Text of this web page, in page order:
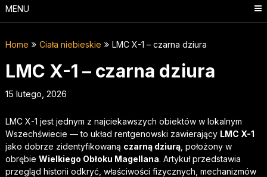
MENU
Home Ciała niebieskie LMC X-1 – czarna dziura
LMC X-1 – czarna dziura
15 lutego, 2026
LMC X-1 jest jednym z najciekawszych obiektów w lokalnym
Wszechświecie — to układ rentgenowski zawierający LMC X-1
jako dobrze zidentyfikowaną czarną dziurą, położony w
obrębie Wielkiego Obłoku Magellana. Artykuł przedstawia
przegląd historii odkryć, właściwości fizycznych, mechanizmów